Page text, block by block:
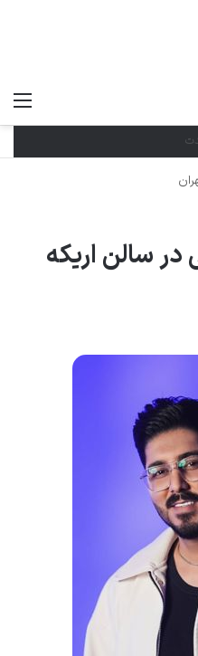
سالن اریکه